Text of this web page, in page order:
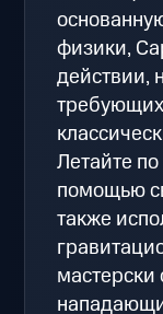
физики,
действии,
Летайте
помощью
также